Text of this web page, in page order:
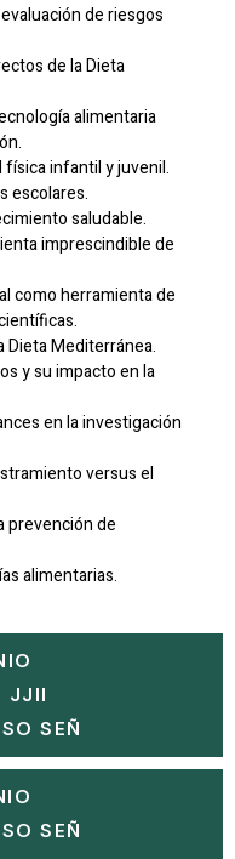
JJII
SEÑ
SEÑ
de riesgos
de la Dieta
alimentaria
física infantil y juvenil.
escolares.
saludable.
imprescindible de
como herramienta de
Dieta Mediterránea.
y su impacto en la
en la investigación
versus el
prevención de
alimentarias.